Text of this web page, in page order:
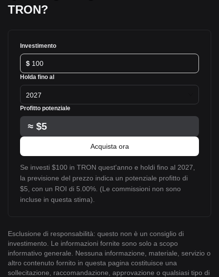
TRON?
Investimento
$
Holda fino al
2027
Profitto potenziale
≈ $5
Acquista ora
Se investi $100 in TRON quest'anno e holdi fino al 2027,
la previsione del prezzo indica un potenziale profitto di
$5, con un ROI di 5.00%. (Le commissioni non sono
incluse in questa stima).
Esclusione di responsabilità: questo non è un consiglio di
investimento. Le informazioni fornite sono solo a scopo
informativo generale. Nessuna informazione, materiale, servizio o
altro contenuto fornito in questa pagina costituisce una
sollecitazione, raccomandazione, approvazione o qualsiasi tipo di